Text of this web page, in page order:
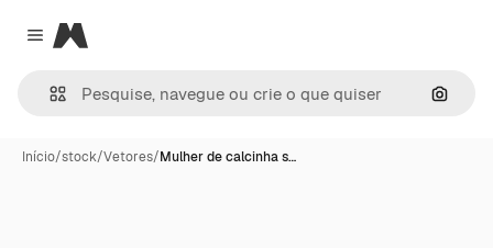
Close menu
Magnific
Início/stock/Vetores/Mulher de calcinha s…